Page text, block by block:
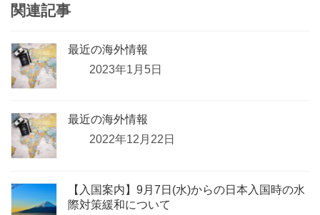
関連記事
最近の海外情報
2023年1月5日
最近の海外情報
2022年12月22日
【入国案内】9月7日(水)からの日本入国時の水
際対策緩和について